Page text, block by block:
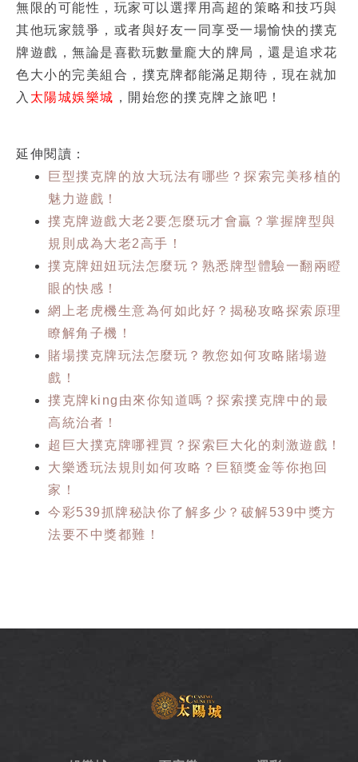
無限的可能性，玩家可以選擇用高超的策略和技巧與
其他玩家競爭，或者與好友一同享受一場愉快的撲克
牌遊戲，無論是喜歡玩數量龐大的牌局，還是追求花
色大小的完美組合，撲克牌都能滿足期待，現在就加
入 太陽城娛樂城 ，開始您的撲克牌之旅吧！
延伸閱讀：
巨型撲克牌的放大玩法有哪些？探索完美移植的
魅力遊戲！
撲克牌遊戲大老2要怎麼玩才會贏？掌握牌型與
規則成為大老2高手！
撲克牌妞妞玩法怎麼玩？熟悉牌型體驗一翻兩瞪
眼的快感！
網上老虎機生意為何如此好？揭秘攻略探索原理
瞭解角子機！
賭場撲克牌玩法怎麼玩？教您如何攻略賭場遊
戲！
撲克牌king由來你知道嗎？探索撲克牌中的最
高統治者！
超巨大撲克牌哪裡買？探索巨大化的刺激遊戲！
大樂透玩法規則如何攻略？巨額獎金等你抱回
家！
今彩539抓牌秘訣你了解多少？破解539中獎方
法要不中獎都難！